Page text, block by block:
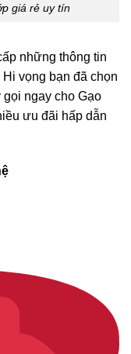
giá rẻ uy tín
những thông tin
Hi vọng bạn đã chọn
ngay cho Gạo
ưu đãi hấp dẫn